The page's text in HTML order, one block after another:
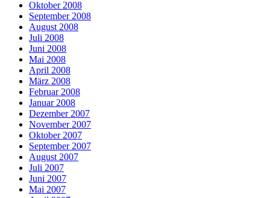
Oktober 2008
September 2008
August 2008
Juli 2008
Juni 2008
Mai 2008
April 2008
März 2008
Februar 2008
Januar 2008
Dezember 2007
November 2007
Oktober 2007
September 2007
August 2007
Juli 2007
Juni 2007
Mai 2007